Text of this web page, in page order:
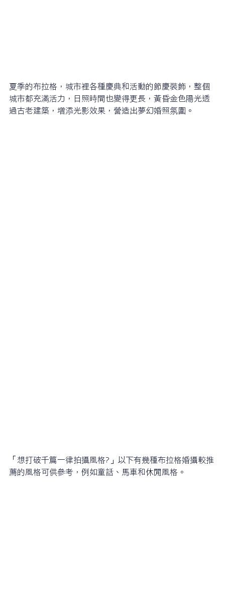
夏季的布拉格，城市裡各種慶典和活動的節慶裝飾，整個
城市都充滿活力，日照時間也變得更長，黃昏金色陽光透
過古老建築，增添光影效果，營造出夢幻婚照氛圍。
「想打破千篇一律拍攝風格?」以下有幾種布拉格婚攝較推
薦的風格可供參考，例如童話、馬車和休閒風格。